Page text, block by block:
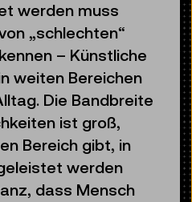
werden muss
„schlechten“
– Künstliche
weiten Bereichen
Die Bandbreite
ist groß,
Bereich gibt, in
werden
dass Mensch